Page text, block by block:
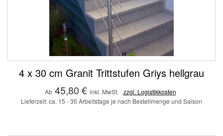
4 x 30 cm Granit Trittstufen Griys hellgrau
Ab 45,80 € inkl. MwSt.
zzgl. Logistikkosten
Lieferzeit: ca. 15 - 35 Arbeitstage je nach Bestellmenge und Saison